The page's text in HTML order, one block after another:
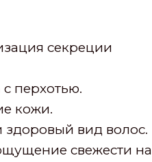
секреции
перхотью.
кожи.
здоровый вид волос.
свежести на